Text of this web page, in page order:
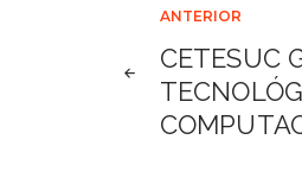
de
ANTERIOR
CETESUC